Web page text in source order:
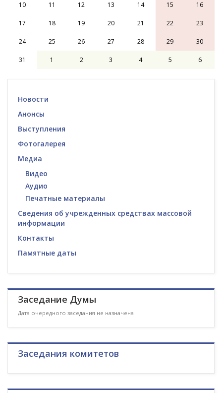
10 11 12 13 14 15 16
17 18 19 20 21 22 23
24 25 26 27 28 29 30
31 1 2 3 4 5 6
Новости
Анонсы
Выступления
Фотогалерея
Медиа
Видео
Аудио
Печатные материалы
Сведения об учрежденных средствах массовой
информации
Контакты
Памятные даты
Заседание Думы
Дата очередного заседания не назначена
Заседания комитетов